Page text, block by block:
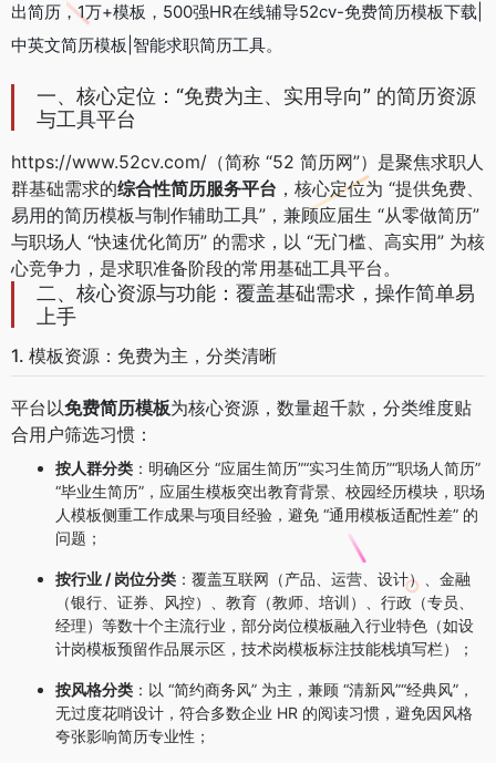
出简历，1万+模板，500强HR在线辅导52cv-免费简历模板下载|
中英文简历模板|智能求职简历工具。
一、核心定位：“免费为主、实用导向” 的简历资源
与工具平台
https://www.52cv.com/（简称 “52 简历网”）是聚焦求职人
群基础需求的综合性简历服务平台 ，核心定位为 “提供免费、
易用的简历模板与制作辅助工具”，兼顾应届生 “从零做简历”
与职场人 “快速优化简历” 的需求，以 “无门槛、高实用” 为核
心竞争力，是求职准备阶段的常用基础工具平台。
二、核心资源与功能：覆盖基础需求，操作简单易
上手
1. 模板资源：免费为主，分类清晰
平台以免费简历模板为核心资源，数量超千款，分类维度贴
合用户筛选习惯：
按人群分类 ：明确区分 “应届生简历”“实习生简历”“职场人简历”
“毕业生简历”，应届生模板突出教育背景、校园经历模块，职场
人模板侧重工作成果与项目经验，避免 “通用模板适配性差” 的
问题；
按行业 / 岗位分类 ：覆盖互联网（产品、运营、设计）、金融
（银行、证券、风控）、教育（教师、培训）、行政（专员、
经理）等数十个主流行业，部分岗位模板融入行业特色（如设
计岗模板预留作品展示区，技术岗模板标注技能栈填写栏）；
按风格分类 ：以 “简约商务风” 为主，兼顾 “清新风”“经典风”，
无过度花哨设计，符合多数企业 HR 的阅读习惯，避免因风格
夸张影响简历专业性；